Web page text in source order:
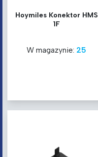
Hoymiles Konektor HMS
1F
W magazynie: 25